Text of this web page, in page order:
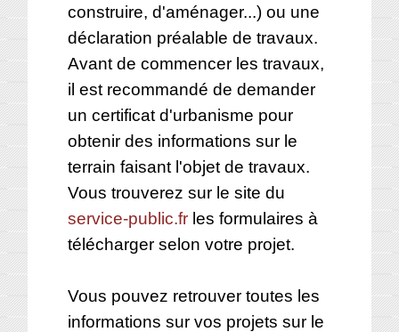
construire, d'aménager...) ou une
déclaration préalable de travaux.
Avant de commencer les travaux,
il est recommandé de demander
un certificat d'urbanisme pour
obtenir des informations sur le
terrain faisant l'objet de travaux.
Vous trouverez sur le site du
service-public.fr les formulaires à
télécharger selon votre projet.
Vous pouvez retrouver toutes les
informations sur vos projets sur le